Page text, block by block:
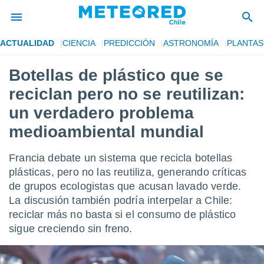
de
por
la
que se
calidad.
las
y
forma
digital
basada
ACTUALIDAD CIENCIA PREDICCIÓN ASTRONOMÍA PLANTAS
Botellas de plástico que se
reciclan pero no se reutilizan:
un verdadero problema
medioambiental mundial
Francia debate un sistema que recicla botellas
plásticas, pero no las reutiliza, generando críticas
de grupos ecologistas que acusan lavado verde.
La discusión también podría interpelar a Chile:
reciclar más no basta si el consumo de plástico
sigue creciendo sin freno.